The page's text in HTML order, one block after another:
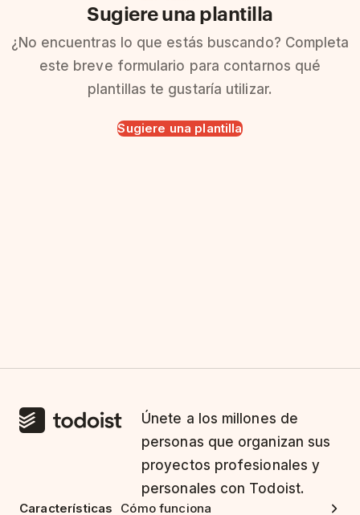
Sugiere una plantilla
¿No encuentras lo que estás buscando? Completa
este breve formulario para contarnos qué
plantillas te gustaría utilizar.
Sugiere una plantilla
Únete a los millones de
personas que organizan sus
proyectos profesionales y
personales con Todoist.
Características
Cómo funciona